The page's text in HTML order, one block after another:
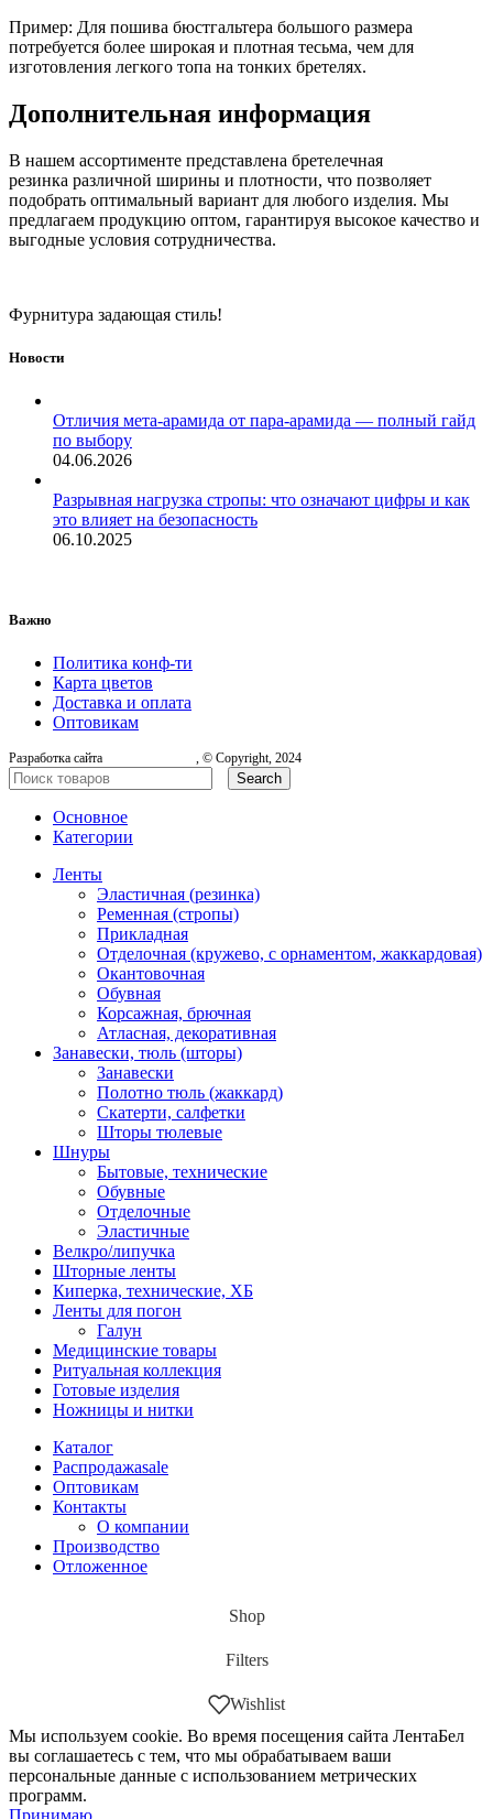
Пример: Для пошива бюстгальтера большого размера
потребуется более широкая и плотная тесьма, чем для
изготовления легкого топа на тонких бретелях.
Дополнительная информация
В нашем ассортименте представлена бретелечная
резинка различной ширины и плотности, что позволяет
подобрать оптимальный вариант для любого изделия. Мы
предлагаем продукцию оптом, гарантируя высокое качество и
выгодные условия сотрудничества.
Фурнитура задающая стиль!
Новости
Отличия мета-арамида от пара-арамида — полный гайд
по выбору
04.06.2026
Разрывная нагрузка стропы: что означают цифры и как
это влияет на безопасность
06.10.2025
Важно
Политика конф-ти
Карта цветов
Доставка и оплата
Оптовикам
Разработка сайта , © Copyright, 2024
Search
Основное
Категории
Ленты
Эластичная (резинка)
Ременная (стропы)
Прикладная
Отделочная (кружево, с орнаментом, жаккардовая)
Окантовочная
Обувная
Корсажная, брючная
Атласная, декоративная
Занавески, тюль (шторы)
Занавески
Полотно тюль (жаккард)
Скатерти, салфетки
Шторы тюлевые
Шнуры
Бытовые, технические
Обувные
Отделочные
Эластичные
Велкро/липучка
Шторные ленты
Киперка, технические, ХБ
Ленты для погон
Галун
Медицинские товары
Ритуальная коллекция
Готовые изделия
Ножницы и нитки
Каталог
Распродажаsale
Оптовикам
Контакты
О компании
Производство
Отложенное
Shop
Filters
Wishlist
Мы используем cookie. Во время посещения сайта ЛентаБел
вы соглашаетесь с тем, что мы обрабатываем ваши
персональные данные с использованием метрических
программ.